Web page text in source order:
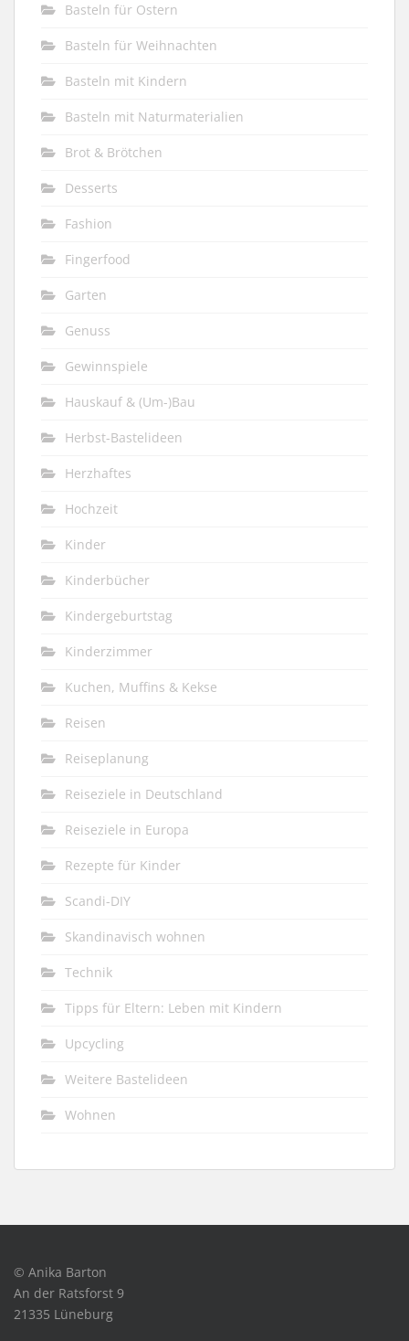
Basteln für Ostern
Basteln für Weihnachten
Basteln mit Kindern
Basteln mit Naturmaterialien
Brot & Brötchen
Desserts
Fashion
Fingerfood
Garten
Genuss
Gewinnspiele
Hauskauf & (Um-)Bau
Herbst-Bastelideen
Herzhaftes
Hochzeit
Kinder
Kinderbücher
Kindergeburtstag
Kinderzimmer
Kuchen, Muffins & Kekse
Reisen
Reiseplanung
Reiseziele in Deutschland
Reiseziele in Europa
Rezepte für Kinder
Scandi-DIY
Skandinavisch wohnen
Technik
Tipps für Eltern: Leben mit Kindern
Upcycling
Weitere Bastelideen
Wohnen
© Anika Barton
An der Ratsforst 9
21335 Lüneburg